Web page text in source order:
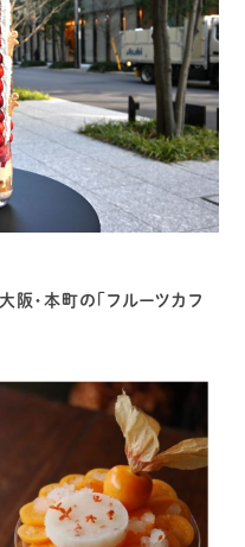
阪・本町の「フルーツカフ